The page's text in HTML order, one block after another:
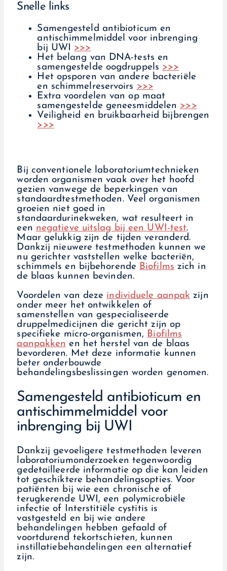
Snelle links
Samengesteld antibioticum en
antischimmelmiddel voor inbrenging
bij UWI >>>
Het belang van DNA-tests en
samengestelde oogdruppels >>>
Het opsporen van andere bacteriële
en schimmelreservoirs >>>
Extra voordelen van op maat
samengestelde geneesmiddelen >>>
Veiligheid en bruikbaarheid bijbrengen
>>>
Bij conventionele laboratoriumtechnieken
worden organismen vaak over het hoofd
gezien vanwege de beperkingen van
standaardtestmethoden. Veel organismen
groeien niet goed in
standaardurinekweken, wat resulteert in
een negatieve uitslag bij een UWI-test.
Maar gelukkig zijn de tijden veranderd.
Dankzij nieuwere testmethoden kunnen we
nu gerichter vaststellen welke bacteriën,
schimmels en bijbehorende Biofilms zich in
de blaas kunnen bevinden.
Voordelen van deze individuele aanpak zijn
onder meer het ontwikkelen of
samenstellen van gespecialiseerde
druppelmedicijnen die gericht zijn op
specifieke micro-organismen, Biofilms
aanpakken en het herstel van de blaas
bevorderen. Met deze informatie kunnen
beter onderbouwde
behandelingsbeslissingen worden genomen.
Samengesteld antibioticum en
antischimmelmiddel voor
inbrenging bij UWI
Dankzij gevoeligere testmethoden leveren
laboratoriumonderzoeken tegenwoordig
gedetailleerde informatie op die kan leiden
tot geschiktere behandelingsopties. Voor
patiënten bij wie een chronische of
terugkerende UWI, een polymicrobiële
infectie of Interstitiële cystitis is
vastgesteld en bij wie andere
behandelingen hebben gefaald of
voortdurend tekortschieten, kunnen
instillatiebehandelingen een alternatief
zijn.